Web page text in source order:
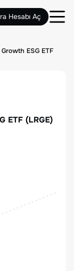
Hesabı Aç
ESG ETF
ETF (LRGE)